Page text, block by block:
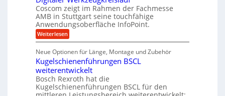
ü
r
r
a
e
U
m
g
e
e
i
n
g
a
n
g
r
S
t
e
l
e
n
e
b
e
f
ü
r
r
ä
i
s
e
i
s
i
o
n
f
r
A
u
t
o
m
Coscom zeigt im Rahmen der Fachmesse
AMB in Stuttgart seine touchfähige
Anwendungsoberfläche InfoPoint.
Weiterlesen:
D
g
i
t
a
l
e
Neue Optionen für Länge, Montage und Zubehör
Kugelschienenführungen BSCL
weiterentwickelt
Bosch Rexroth hat die
Kugelschienenführungen BSCL für den